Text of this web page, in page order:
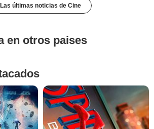
Las últimas noticias de Cine
en otros paises